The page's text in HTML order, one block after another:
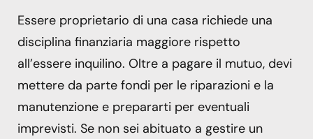
Essere proprietario di una casa richiede una
disciplina finanziaria maggiore rispetto
all’essere inquilino. Oltre a pagare il mutuo, devi
mettere da parte fondi per le riparazioni e la
manutenzione e prepararti per eventuali
imprevisti. Se non sei abituato a gestire un